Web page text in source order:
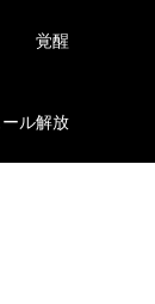
覚醒
ル解放